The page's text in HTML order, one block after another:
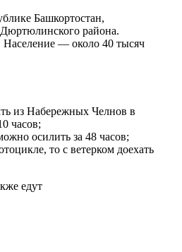
Башкортостан,
района.
Население — около 40 тысяч
из Набережных Челнов в
часов;
осилить за 48 часов;
то с ветерком доехать
едут